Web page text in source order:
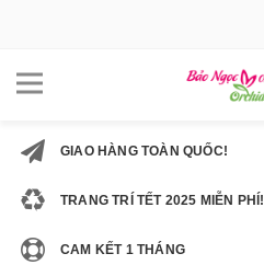
GIAO HÀNG TOÀN QUỐC!
TRANG TRÍ TẾT 2025 MIỄN PHÍ!
CAM KẾT 1 THÁNG